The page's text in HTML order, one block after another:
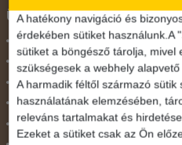
Ünnepek
Adventi hetek
Húsvét
Karácsonyi utazás
Karnevál
Két ünnep között
A hatékony navigáció és
érdekében sütiket használunk.A
sütiket a böngésző tárolja, mivel
szükségesek a webhely
A harmadik féltől származó sütik
használatának elemzésében,
releváns tartalmakat és
Ezeket a sütiket csak az Ön